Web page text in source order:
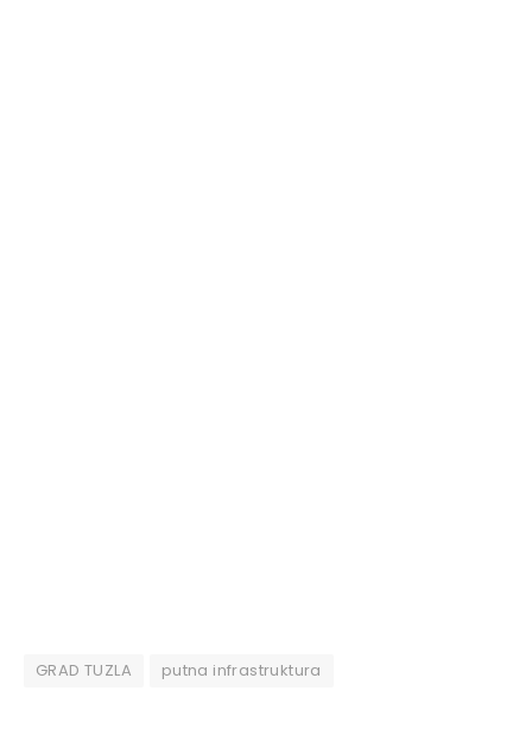
GRAD TUZLA putna infrastruktura